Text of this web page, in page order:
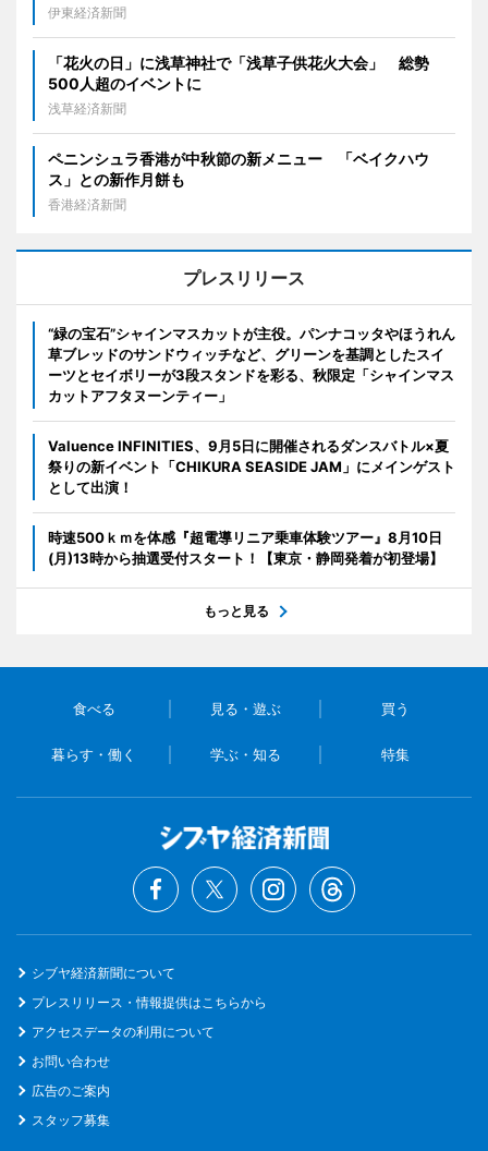
伊東経済新聞
「花火の日」に浅草神社で「浅草子供花火大会」 総勢
500人超のイベントに
浅草経済新聞
ペニンシュラ香港が中秋節の新メニュー 「ベイクハウ
ス」との新作月餅も
香港経済新聞
プレスリリース
“緑の宝石”シャインマスカットが主役。パンナコッタやほうれん
草ブレッドのサンドウィッチなど、グリーンを基調としたスイ
ーツとセイボリーが3段スタンドを彩る、秋限定「シャインマス
カットアフタヌーンティー」
Valuence INFINITIES、9月5日に開催されるダンスバトル×夏
祭りの新イベント「CHIKURA SEASIDE JAM」にメインゲスト
として出演！
時速500ｋｍを体感『超電導リニア乗車体験ツアー』8月10日
(月)13時から抽選受付スタート！【東京・静岡発着が初登場】
もっと見る
食べる 見る・遊ぶ 買う
暮らす・働く 学ぶ・知る 特集
シブヤ経済新聞について
プレスリリース・情報提供はこちらから
アクセスデータの利用について
お問い合わせ
広告のご案内
スタッフ募集